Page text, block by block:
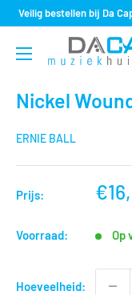
naar
Veilig bestellen bij Da
Muziekhuis
Da
Capo
Nickel
ERNIE BALL
Prijs:
nu
Voorraad: Op
Hoeveelheid: